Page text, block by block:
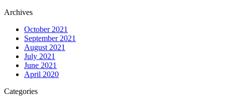
Archives
October 2021
September 2021
August 2021
July 2021
June 2021
April 2020
Categories